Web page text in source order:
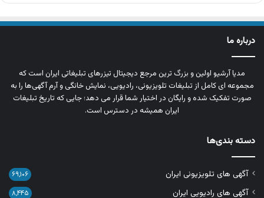
درباره ما
مدیا آرشیو اولین و بزرگ‌ ترین مرجع دیجیتال تیزرهای تبلیغاتی ایران است که
مجموعه‌ ای کامل از تبلیغات تلویزیونی، رادیویی، نمایش خانگی و آرم‌ آگهی‌ها را به‌
صورت تفکیک‌ شده و رایگان در اختیار شما قرار می‌ دهد؛ جایی که تاریخ تبلیغات
ایران همیشه در دسترس است.
دسته بندی‌ها
آگهی های تلویزیونی ایران ۶۹,۱۰۶
آگهی های رادیویی ایران ۸,۴۴۵